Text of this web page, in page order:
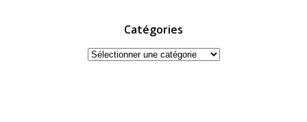
Catégories
Catégories